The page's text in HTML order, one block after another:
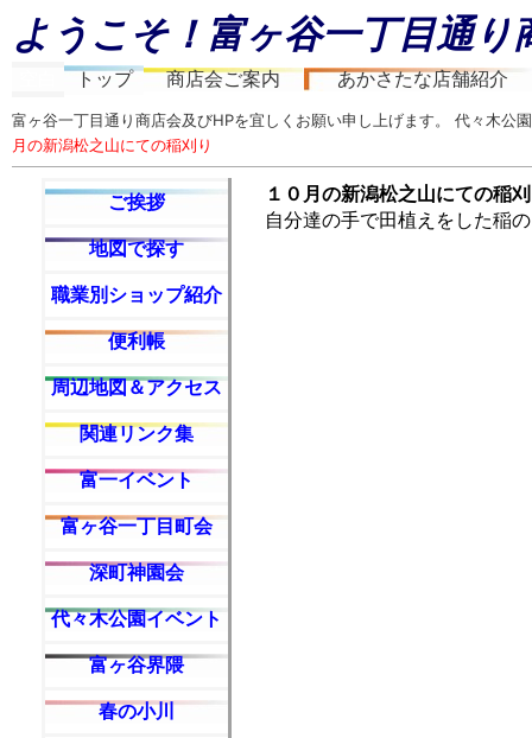
ようこそ！富ヶ谷一丁目通り
トップ 商店会ご案内 あかさたな店舗紹介
富ヶ谷一丁目通り商店会及びHPを宜しくお願い申し上げます。 代々木公
月の新潟松之山にての稲刈り
ご挨拶
地図で探す
職業別ショップ紹介
便利帳
周辺地図＆アクセス
関連リンク集
富一イベント
富ヶ谷一丁目町会
深町神園会
代々木公園イベント
富ヶ谷界隈
春の小川
１０月の新潟松之山にての稲
自分達の手で田植えをした稲